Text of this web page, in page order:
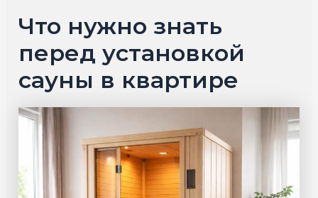
Что нужно знать
перед установкой
сауны в квартире